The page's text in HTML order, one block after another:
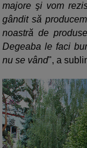
majore şi vom
gândit să
noastră de
Degeaba le faci
nu se vând", a